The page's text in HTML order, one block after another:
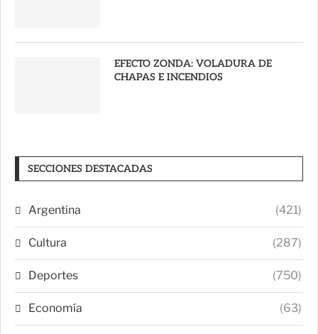
EFECTO ZONDA: VOLADURA DE
CHAPAS E INCENDIOS
SECCIONES DESTACADAS
Argentina (421)
Cultura (287)
Deportes (750)
Economía (63)